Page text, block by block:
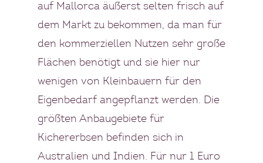
auf Mallorca äußerst selten frisch auf
dem Markt zu bekommen, da man für
den kommerziellen Nutzen sehr große
Flächen benötigt und sie hier nur
wenigen von Kleinbauern für den
Eigenbedarf angepflanzt werden. Die
größten Anbaugebiete für
Kichererbsen befinden sich in
Australien und Indien. Für nur 1 Euro